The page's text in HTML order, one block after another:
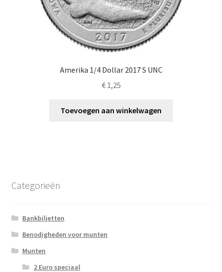
Amerika 1/4 Dollar 2017 S UNC
€1,25
Toevoegen aan winkelwagen
Categorieën
Bankbiljetten
Benodigheden voor munten
Munten
2 Euro speciaal